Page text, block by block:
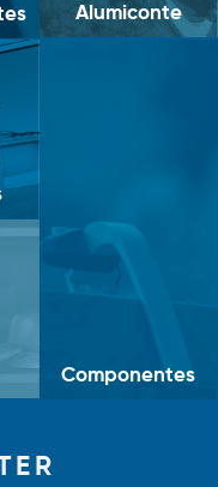
Alumiconte
Componentes